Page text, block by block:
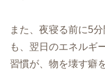
また、夜寝る前に5
も、翌日のエネルギ
習慣が、物を壊す癖